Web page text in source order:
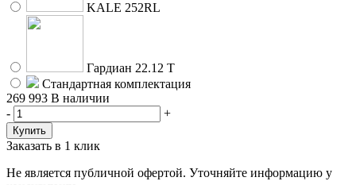
KALE 252RL
Гардиан 22.12 Т
Стандартная комплектация
269 993 В наличии
-
+
Заказать в 1 клик
Не является публичной офертой. Уточняйте информацию у